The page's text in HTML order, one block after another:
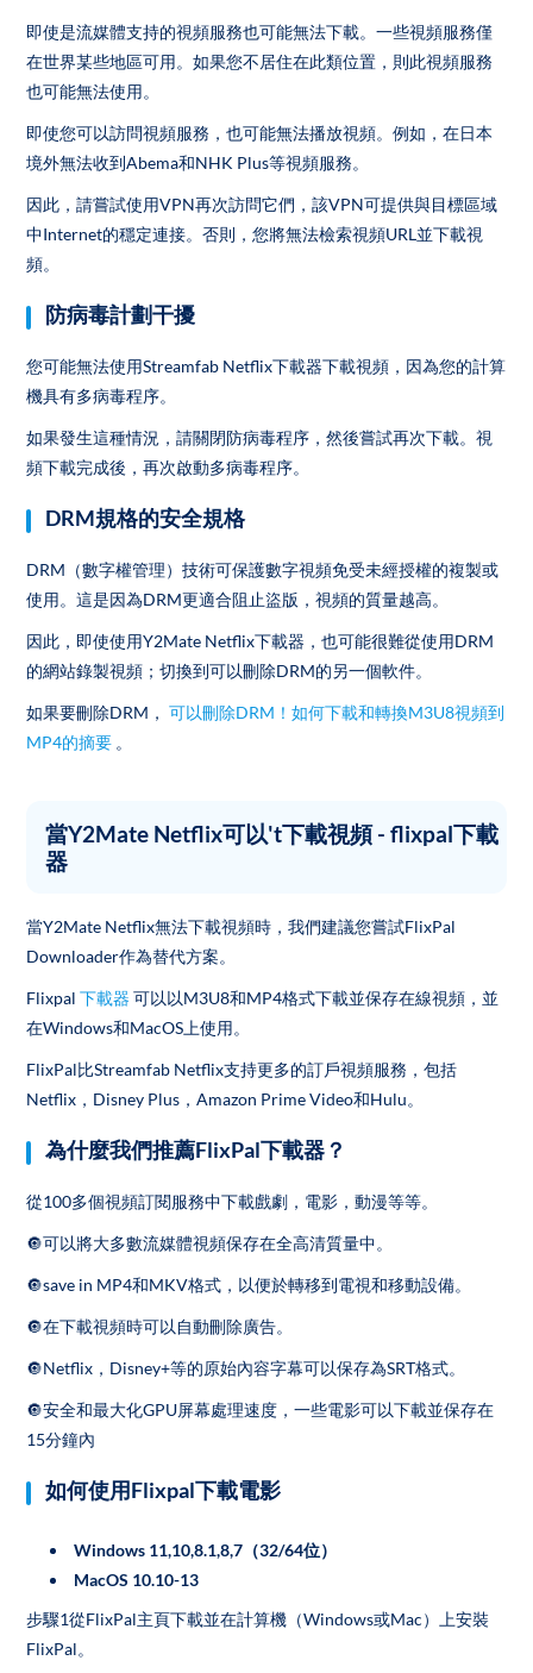
即使是流媒體支持的視頻服務也可能無法下載。一些視頻服務僅
在世界某些地區可用。如果您不居住在此類位置，則此視頻服務
也可能無法使用。
即使您可以訪問視頻服務，也可能無法播放視頻。例如，在日本
境外無法收到Abema和NHK Plus等視頻服務。
因此，請嘗試使用VPN再次訪問它們，該VPN可提供與目標區域
中Internet的穩定連接。否則，您將無法檢索視頻URL並下載視
頻。
防病毒計劃干擾
您可能無法使用Streamfab Netflix下載器下載視頻，因為您的計算
機具有多病毒程序。
如果發生這種情況，請關閉防病毒程序，然後嘗試再次下載。視
頻下載完成後，再次啟動多病毒程序。
DRM規格的安全規格
DRM（數字權管理）技術可保護數字視頻免受未經授權的複製或
使用。這是因為DRM更適合阻止盜版，視頻的質量越高。
因此，即使使用Y2Mate Netflix下載器，也可能很難從使用DRM
的網站錄製視頻；切換到可以刪除DRM的另一個軟件。
如果要刪除DRM，可以刪除DRM！如何下載和轉換M3U8視頻到
MP4的摘要 。
當Y2Mate Netflix可以't下載視頻 - flixpal下載
器
當Y2Mate Netflix無法下載視頻時，我們建議您嘗試FlixPal
Downloader作為替代方案。
Flixpal下載器可以以M3U8和MP4格式下載並保存在線視頻，並
在Windows和MacOS上使用。
FlixPal比Streamfab Netflix支持更多的訂戶視頻服務，包括
Netflix，Disney Plus，Amazon Prime Video和Hulu。
為什麼我們推薦FlixPal下載器？
從100多個視頻訂閱服務中下載戲劇，電影，動漫等等。
🔘可以將大多數流媒體視頻保存在全高清質量中。
🔘save in MP4和MKV格式，以便於轉移到電視和移動設備。
🔘在下載視頻時可以自動刪除廣告。
🔘Netflix，Disney+等的原始內容字幕可以保存為SRT格式。
🔘安全和最大化GPU屏幕處理速度，一些電影可以下載並保存在
15分鐘內
如何使用Flixpal下載電影
Windows 11,10,8.1,8,7（32/64位）
MacOS 10.10-13
步驟1從FlixPal主頁下載並在計算機（Windows或Mac）上安裝
FlixPal。